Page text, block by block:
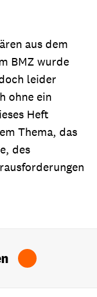
aus dem
BMZ wurde
leider
ohne ein
Heft
Thema, das
des